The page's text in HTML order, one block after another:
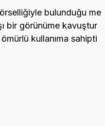
bulunduğu me
bir görünüme kavuştur
ömürlü kullanıma sahipti